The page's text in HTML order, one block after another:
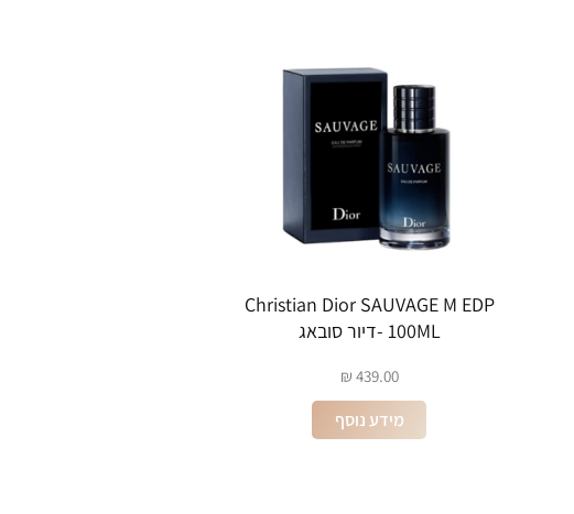
Christian Dior SAUVAGE M EDP
100ML -דיור סובאג
439.00
₪
מידע נוסף